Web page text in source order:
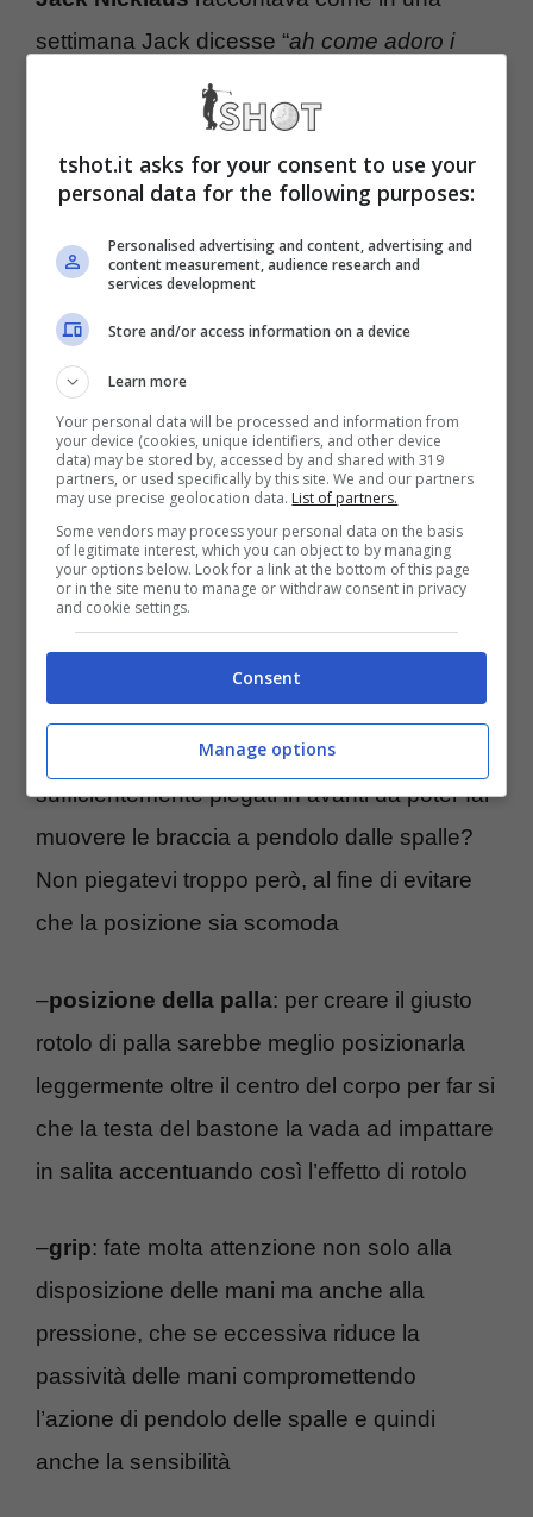
settimana Jack dicesse “ah come adoro i
green così lenti di questo campo sono i miei
preferiti, quelli dove putto meglio…
contraddirsi la settimana successiva, in un
campo da green velocissimi “
meno male che
qui i green sono velocissimi sono quelli su
cui mi trovo meglio…
Per riprendere con il putt
allenamento prettamente di routine, nel
senso di concentrarvi sulle impostazioni di
partenza:
posizione del corpo: magari è il caso di
controllare che siate ben messi sulla palla,
quello di avere la verticale degli occhi rispetto
al terreno allineata con la palla. Siete
sufficientemente piegati in avanti da poter far
muovere le braccia a pendolo dalle spalle?
Non piegatevi troppo però, al fine di evitare
che la posizione sia scomoda
–posizione della palla: per creare il giusto
rotolo di palla sarebbe meglio posizionarla
leggermente oltre il centro del corpo per far si
che la testa del bastone la vada ad impattare
in salita accentuando così l’effetto di rotolo
–grip: fate molta attenzione non solo alla
disposizione delle mani ma anche alla
pressione, che se eccessiva riduce la
passività delle mani compromettendo
l’azione di pendolo delle spalle e quindi
anche la sensibilità
tshot.it asks for your consent to use your
personal data for the following purposes:
Personalised advertising and content, advertising and
content measurement, audience research and
services development
Store and/or access information on a device
Learn more
Your personal data will be processed and information from
your device (cookies, unique identifiers, and other device
data) may be stored by, accessed by and shared with 319
partners, or used specifically by this site. We and our partners
may use precise geolocation data. List of partners.
Some vendors may process your personal data on the basis
of legitimate interest, which you can object to by managing
your options below. Look for a link at the bottom of this page
or in the site menu to manage or withdraw consent in privacy
and cookie settings.
Consent
Manage options